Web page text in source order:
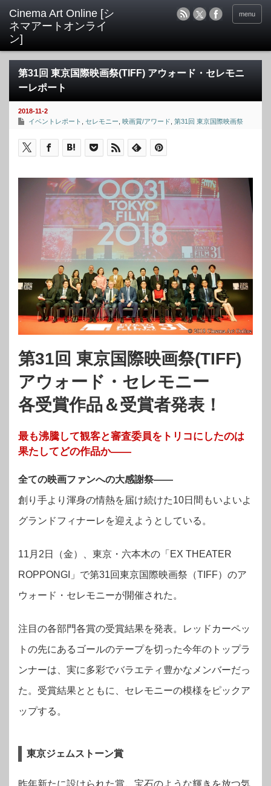
menu
第31回 東京国際映画祭(TIFF) アウォード・セレモニ
ーレポート
2018-11-2
イベントレポート
セレモニー 映画賞/アワード 第31回 東京国際映画祭
第31回 東京国際映画祭(TIFF)
アウォード・セレモニー
各受賞作品＆受賞者発表！
最も沸騰して観客と審査委員をトリコにしたのは
果たしてどの作品か――
全ての映画ファンへの大感謝祭――
創り手より渾身の情熱を届け続けた10日間もいよいよ
グランドフィナーレを迎えようとしている。
11月2日（金）、東京・六本木の「EX THEATER
ROPPONGI」で第31回東京国際映画祭（TIFF）のア
ウォード・セレモニーが開催された。
注目の各部門各賞の受賞結果を発表。レッドカーペッ
トの先にあるゴールのテープを切った今年のトップラ
ンナーは、実に多彩でバラエティ豊かなメンバーだっ
た。受賞結果とともに、セレモニーの模様をピックア
ップする。
東京ジェムストーン賞
昨年新たに設けられた賞。宝石のような輝きを放つ気